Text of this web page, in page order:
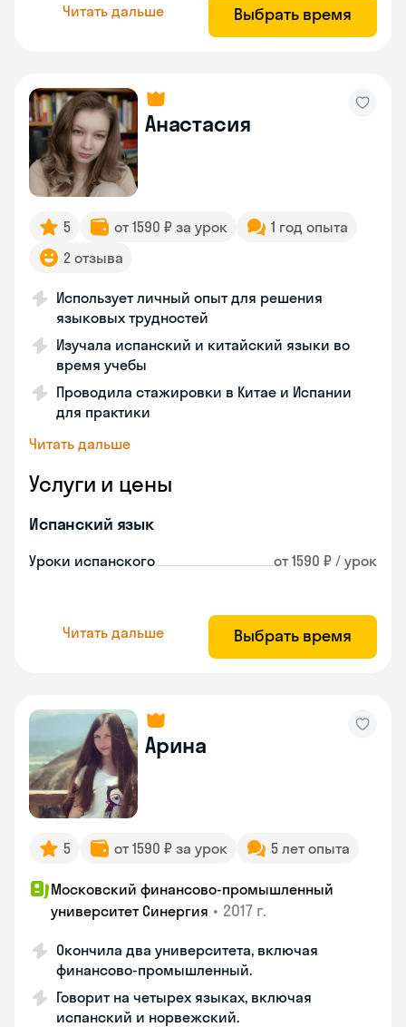
Читать дальше Выбрать время
Анастасия
5 от 1590 ₽ за урок
1 год опыта
2 отзыва
Использует личный опыт для решения
языковых трудностей
Изучала испанский и китайский языки во
время учебы
Проводила стажировки в Китае и Испании
для практики
Читать дальше
Услуги и цены
Испанский язык
Уроки испанского от 1590 ₽ / урок
Читать дальше Выбрать время
Арина
5 от 1590 ₽ за урок 5 лет опыта
Московский финансово-промышленный
университет Синергия • 2017 г.
Окончила два университета, включая
финансово-промышленный.
Говорит на четырех языках, включая
испанский и норвежский.